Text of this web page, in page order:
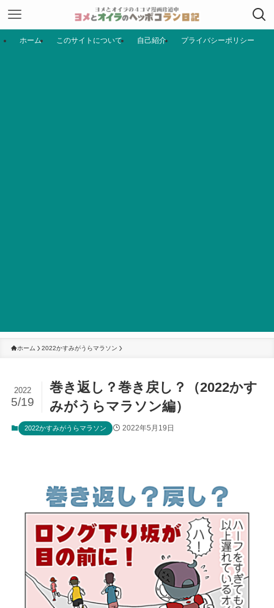
ホーム このサイトについて 自己紹介 プライバシーポリシー
ホーム 2022かすみがうらマラソン
巻き返し？巻き戻し？（2022かす
みがうらマラソン編）
2022
5/19
2022かすみがうらマラソン 2022年5月19日